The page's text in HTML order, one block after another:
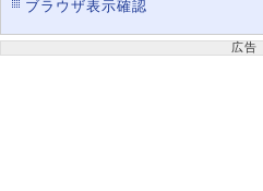
ブラウザ表示確認
広告